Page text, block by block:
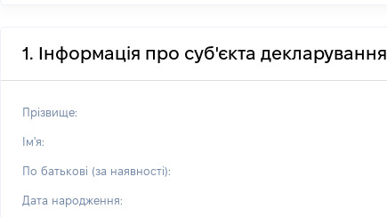
1. Інформація про суб'єкта декларування
Прізвище:
Ім'я:
По батькові (за наявності):
Дата народження: